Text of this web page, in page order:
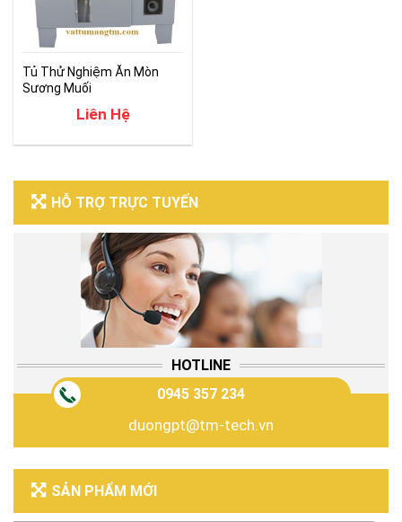
HỖ TRỢ TRỰC TUYẾN
HOTLINE
0945 357 234
duongpt@tm-tech.vn
SẢN PHẨM MỚI
Tủ Thử Nghiệm Ăn Mòn
Sương Muối
Liên Hệ